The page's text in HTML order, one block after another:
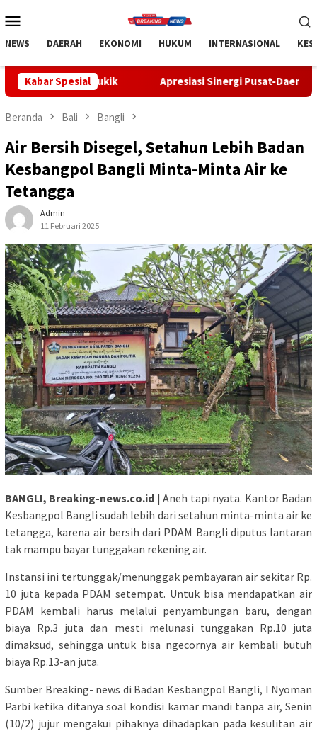
ke
Mobile
NEWS DAERAH EKONOMI HUKUM INTERNASIONAL
Kabar SpesialApresiasi Sinergi Pusat-Daerah, Bupati Bangli Buka
Beranda Bali Bangli
Air Bersih Disegel, Setahun Lebih Badan
Kesbangpol Bangli Minta-Minta Air ke
Tetangga
Admin
11 Februari 2025
BANGLI, Breaking-news.co.id | Aneh tapi nyata. Kantor Badan
Kesbangpol Bangli sudah lebih dari setahun minta-minta air ke
tetangga, karena air bersih dari PDAM Bangli diputus lantaran
tak mampu bayar tunggakan rekening air.
Instansi ini tertunggak/menunggak pembayaran air sekitar Rp.
10 juta kepada PDAM setempat. Untuk bisa mendapatkan air
PDAM kembali harus melalui penyambungan baru, dengan
biaya Rp.3 juta dan mesti melunasi tunggakan Rp.10 juta
dimaksud, sehingga untuk bisa ngecornya air kembali butuh
biaya Rp.13-an juta.
Sumber Breaking- news di Badan Kesbangpol Bangli, I Nyoman
Parbi ketika ditanya soal kondisi kamar mandi tanpa air, Senin
(10/2) jujur mengakui pihaknya dihadapkan pada kesulitan air